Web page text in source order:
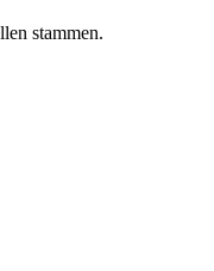
stammen.